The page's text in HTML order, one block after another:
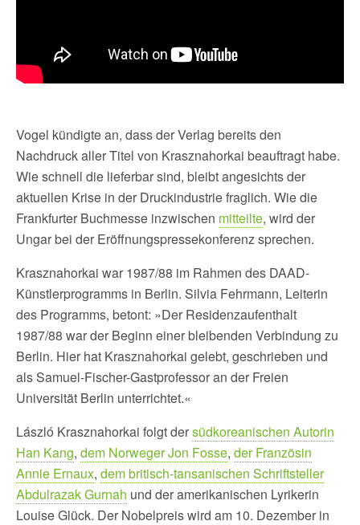
Vogel kündigte an, dass der Verlag bereits den
Nachdruck aller Titel von Krasznahorkai beauftragt habe.
Wie schnell die lieferbar sind, bleibt angesichts der
aktuellen Krise in der Druckindustrie fraglich. Wie die
Frankfurter Buchmesse inzwischen mitteilte, wird der
Ungar bei der Eröffnungspressekonferenz sprechen.
Krasznahorkai war 1987/88 im Rahmen des DAAD-
Künstlerprogramms in Berlin. Silvia Fehrmann, Leiterin
des Programms, betont: »Der Residenzaufenthalt
1987/88 war der Beginn einer bleibenden Verbindung zu
Berlin. Hier hat Krasznahorkai gelebt, geschrieben und
als Samuel-Fischer-Gastprofessor an der Freien
Universität Berlin unterrichtet.«
László Krasznahorkai folgt dersüdkoreanischen Autorin
Han Kang, dem Norweger Jon Fosse, der Französin
Annie Ernaux, dem britisch-tansanischen Schriftsteller
Abdulrazak Gurnah und der amerikanischen Lyrikerin
Louise Glück. Der Nobelpreis wird am 10. Dezember in